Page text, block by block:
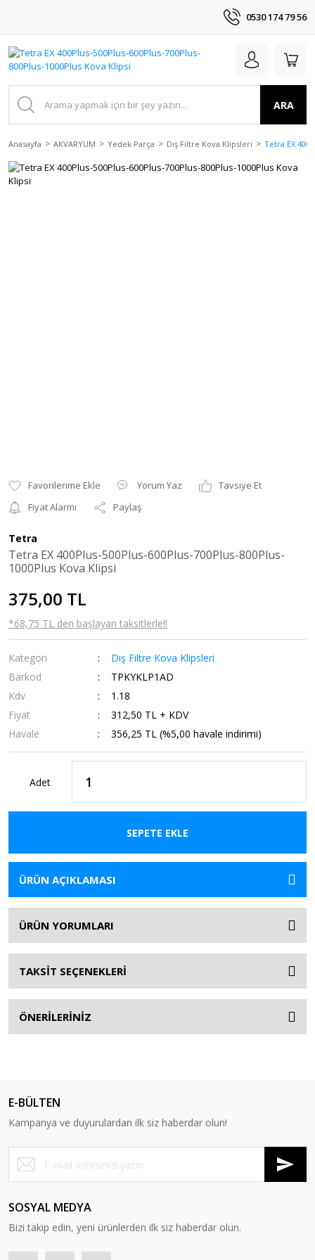
0530 174 79 56
ARA
Anasayfa AKVARYUM Yedek Parça Dış Filtre Kova Klipsleri Tetra EX
Yorum Yaz
Tavsiye Et
Fiyat Alarmı
Paylaş
Tetra
Tetra EX 400Plus-500Plus-600Plus-700Plus-800Plus-
1000Plus Kova Klipsi
375,00 TL
*68,75 TL den başlayan taksitlerle!!
Kategori
Dış Filtre Kova Klipsleri
Barkod
TPKYKLP1AD
Kdv
1.18
Fiyat
312,50 TL + KDV
Havale
356,25 TL (%5,00 havale indirimi)
Adet
SEPETE EKLE
ÜRÜN AÇIKLAMASI
ÜRÜN YORUMLARI
TAKSİT SEÇENEKLERİ
ÖNERİLERİNİZ
E-BÜLTEN
Kampanya ve duyurulardan ilk siz haberdar olun!
SOSYAL MEDYA
Bizi takip edin, yeni ürünlerden ilk siz haberdar olun.